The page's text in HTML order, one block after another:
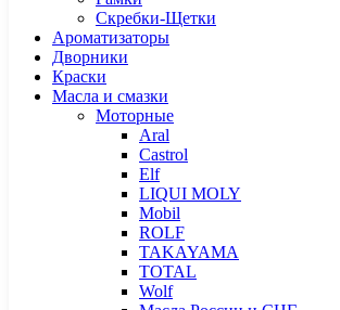
Скребки-Щетки
Ароматизаторы
Дворники
Краски
Масла и смазки
Моторные
Aral
Castrol
Elf
LIQUI MOLY
Mobil
ROLF
TAKAYAMA
TOTAL
Wolf